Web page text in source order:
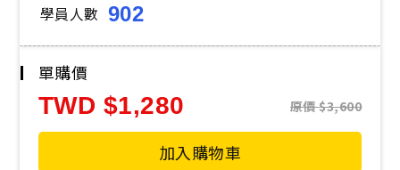
學員人數 902
單購價
TWD 1,280 原價 3,600
加入購物車